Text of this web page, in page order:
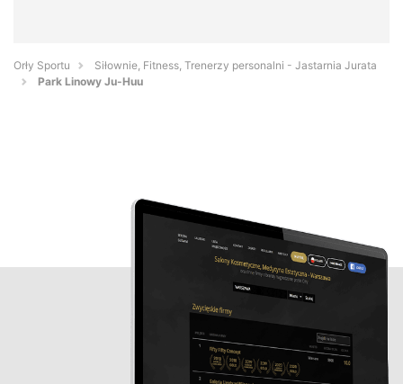
Orły Sportu
Siłownie, Fitness, Trenerzy personalni - Jastarnia Jurata
Park Linowy Ju-Huu